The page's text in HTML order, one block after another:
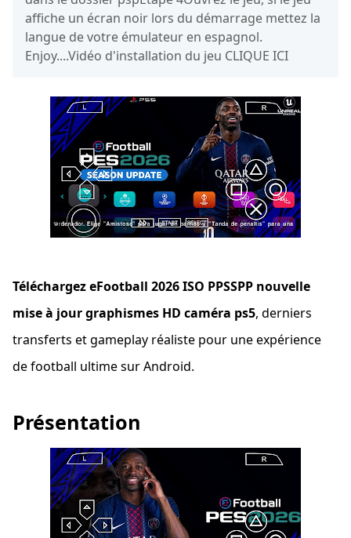
affiche un écran noir lors du démarrage mettez la
langue de votre émulateur en espagnol.
Enjoy....Vidéo d'installation du jeu CLIQUE ICI
Téléchargez eFootball 2026 ISO PPSSPP nouvelle
mise à jour graphismes HD caméra ps5, derniers
transferts et gameplay réaliste pour une expérience
de football ultime sur Android.
Présentation